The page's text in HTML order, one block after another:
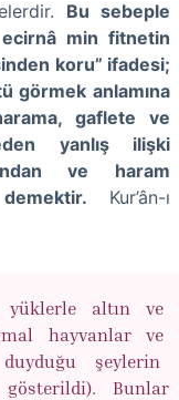
Bu sebeple
ecirnâ min fitnetin
koru” ifadesi;
görmek anlamına
gaflete ve
yanlış ilişki
ve haram
Kur’ân-ı
yüklerle altın ve
hayvanlar ve
şeylerin
Bunlar